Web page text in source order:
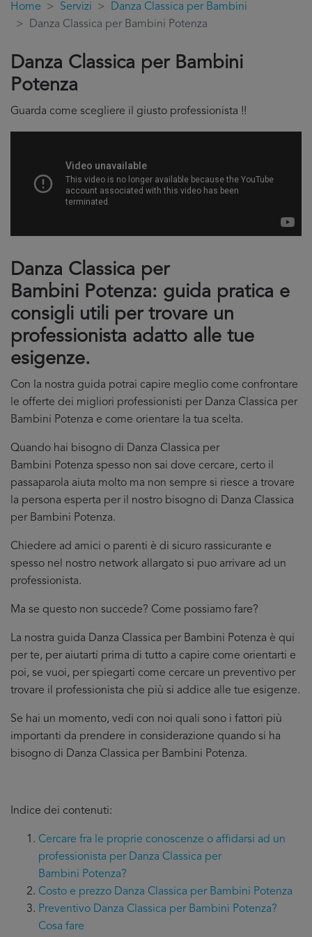
Home Servizi
Danza Classica per Bambini
Danza Classica per Bambini Potenza
Danza Classica per Bambini
Potenza
Guarda come scegliere il giusto professionista !!
Danza Classica per
Bambini Potenza: guida pratica e
consigli utili per trovare un
professionista adatto alle tue
esigenze.
Con la nostra guida potrai capire meglio come confrontare
le offerte dei migliori professionisti per Danza Classica per
Bambini Potenza e come orientare la tua scelta.
Quando hai bisogno di Danza Classica per
Bambini Potenza spesso non sai dove cercare, certo il
passaparola aiuta molto ma non sempre si riesce a trovare
la persona esperta per il nostro bisogno di Danza Classica
per Bambini Potenza.
Chiedere ad amici o parenti è di sicuro rassicurante e
spesso nel nostro network allargato si puo arrivare ad un
professionista.
Ma se questo non succede? Come possiamo fare?
La nostra guida Danza Classica per Bambini Potenza è qui
per te, per aiutarti prima di tutto a capire come orientarti e
poi, se vuoi, per spiegarti come cercare un preventivo per
trovare il professionista che più si addice alle tue esigenze.
Se hai un momento, vedi con noi quali sono i fattori più
importanti da prendere in considerazione quando si ha
bisogno di Danza Classica per Bambini Potenza.
Indice dei contenuti:
Cercare fra le proprie conoscenze o affidarsi ad un
professionista per Danza Classica per
Bambini Potenza?
Costo e prezzo Danza Classica per Bambini Potenza
Preventivo Danza Classica per Bambini Potenza?
Cosa fare